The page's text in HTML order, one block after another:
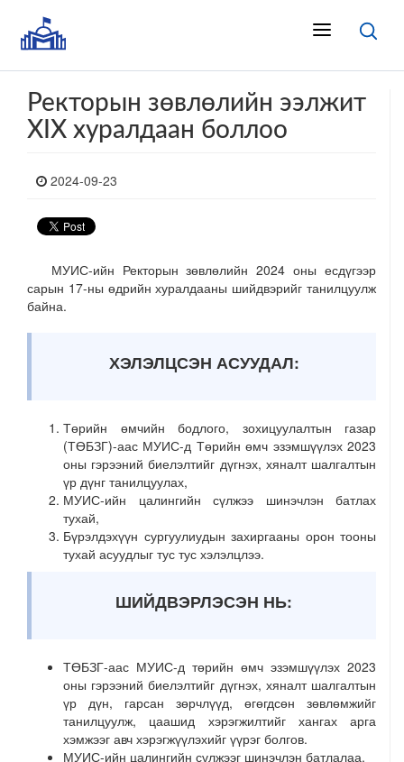
Ректорын зөвлөлийн ээлжит
XIX хуралдаан боллоо
2024-09-23
МУИС-ийн Ректорын зөвлөлийн 2024 оны есдүгээр
сарын 17-ны өдрийн хуралдааны шийдвэрийг танилцуулж
байна.
ХЭЛЭЛЦСЭН АСУУДАЛ:
Төрийн өмчийн бодлого, зохицуулалтын газар
(ТӨБЗГ)-аас МУИС-д Төрийн өмч эзэмшүүлэх 2023
оны гэрээний биелэлтийг дүгнэх, хяналт шалгалтын
үр дүнг танилцуулах,
МУИС-ийн цалингийн сүлжээ шинэчлэн батлах
тухай,
Бүрэлдэхүүн сургуулиудын захиргааны орон тооны
тухай асуудлыг тус тус хэлэлцлээ.
ШИЙДВЭРЛЭСЭН НЬ:
ТӨБЗГ-аас МУИС-д төрийн өмч эзэмшүүлэх 2023
оны гэрээний биелэлтийг дүгнэх, хяналт шалгалтын
үр дүн, гарсан зөрчлүүд, өгөгдсөн зөвлөмжийг
танилцуулж, цаашид хэрэгжилтийг хангах арга
хэмжээг авч хэрэгжүүлэхийг үүрэг болгов.
МУИС-ийн цалингийн сүлжээг шинэчлэн батлалаа.